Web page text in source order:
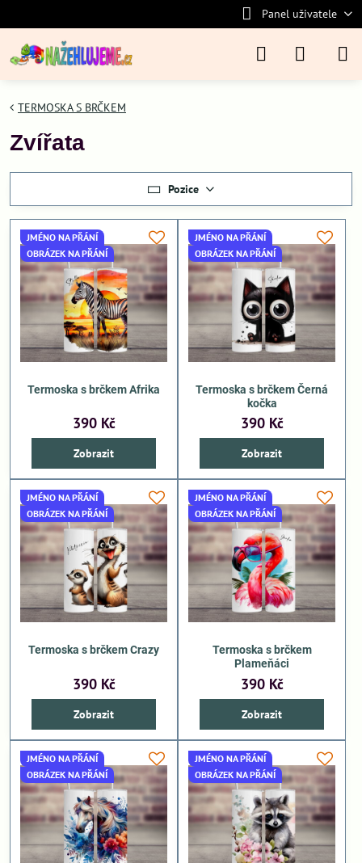
Panel uživatele
TERMOSKA S BRČKEM
Zvířata
Pozice
JMÉNO NA PŘÁNÍ
OBRÁZEK NA PŘÁNÍ
Termoska s brčkem Afrika
390 Kč
Zobrazit
JMÉNO NA PŘÁNÍ
OBRÁZEK NA PŘÁNÍ
Termoska s brčkem Černá
kočka
390 Kč
Zobrazit
JMÉNO NA PŘÁNÍ
OBRÁZEK NA PŘÁNÍ
Termoska s brčkem Crazy
390 Kč
Zobrazit
JMÉNO NA PŘÁNÍ
OBRÁZEK NA PŘÁNÍ
Termoska s brčkem
Plameňáci
390 Kč
Zobrazit
JMÉNO NA PŘÁNÍ
OBRÁZEK NA PŘÁNÍ
JMÉNO NA PŘÁNÍ
OBRÁZEK NA PŘÁNÍ